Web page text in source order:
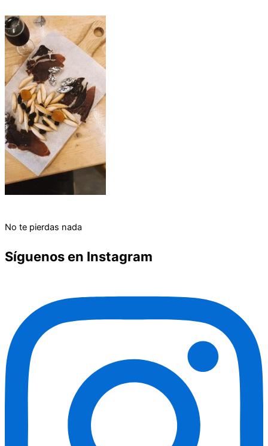
No te pierdas nada
Síguenos en Instagram